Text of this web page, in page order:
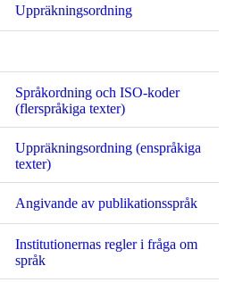
Uppräkningsordning
Språkordning och ISO-koder
(flerspråkiga texter)
Uppräkningsordning (enspråkiga
texter)
Angivande av publikationsspråk
Institutionernas regler i fråga om
språk